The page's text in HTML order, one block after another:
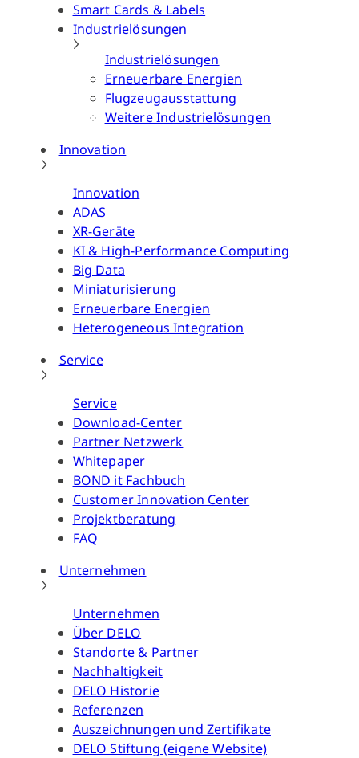
Smart Cards & Labels
Industrielösungen
Industrielösungen
Erneuerbare Energien
Flugzeugausstattung
Weitere Industrielösungen
Innovation
Innovation
ADAS
XR-Geräte
KI & High-Performance Computing
Big Data
Miniaturisierung
Erneuerbare Energien
Heterogeneous Integration
Service
Service
Download-Center
Partner Netzwerk
Whitepaper
BOND it Fachbuch
Customer Innovation Center
Projektberatung
FAQ
Unternehmen
Unternehmen
Über DELO
Standorte & Partner
Nachhaltigkeit
DELO Historie
Referenzen
Auszeichnungen und Zertifikate
DELO Stiftung (eigene Website)